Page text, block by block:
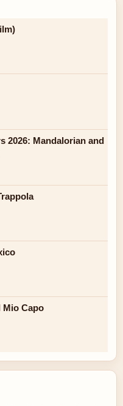
2026: Mandalorian and
Mio Capo